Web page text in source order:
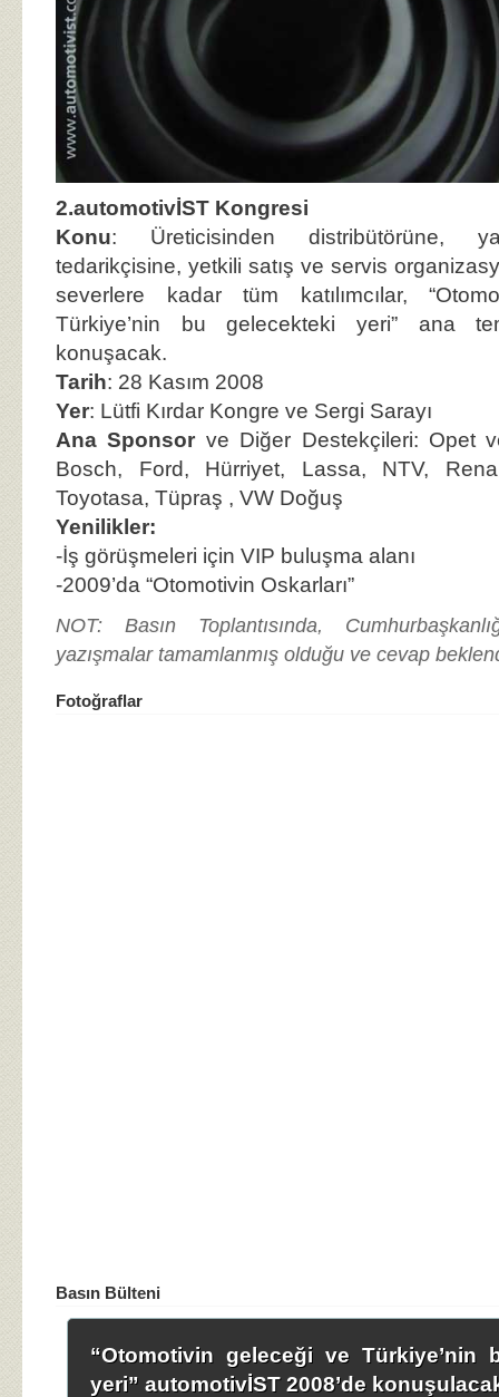
2.automotivİST Kongresi
Konu: Üreticisinden distribütörüne,
tedarikçisine, yetkili satış ve servis
severlere kadar tüm katılımcılar,
Türkiye’nin bu gelecekteki yeri” ana
konuşacak.
Tarih: 28 Kasım 2008
Yer: Lütfi Kırdar Kongre ve Sergi Sarayı
Ana Sponsorve Diğer Destekçileri: Opet
Bosch, Ford, Hürriyet, Lassa, NTV,
Toyotasa, Tüpraş , VW Doğuş
Yenilikler:
-İş görüşmeleri için VIP buluşma alanı
-2009’da “Otomotivin Oskarları”
NOT: Basın Toplantısında,
yazışmalar tamamlanmış olduğu ve cevap
Fotoğraflar
Basın Bülteni
“Otomotivin geleceği ve Türkiye’nin
yeri” automotivİST 2008’de